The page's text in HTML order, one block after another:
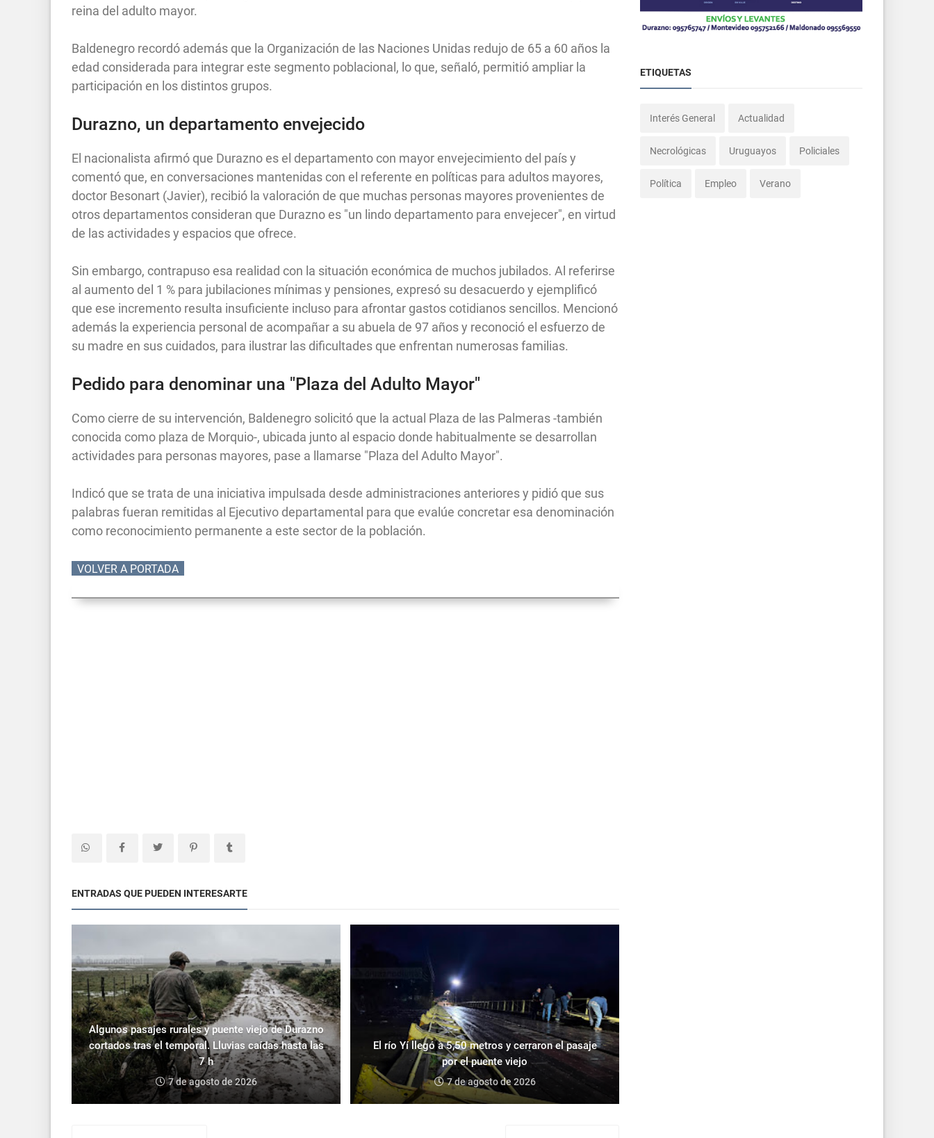
reina del adulto mayor.
Baldenegro recordó además que la Organización de las Naciones Unidas redujo de 65 a 60 años la
edad considerada para integrar este segmento poblacional, lo que, señaló, permitió ampliar la
participación en los distintos grupos.
Durazno, un departamento envejecido
El nacionalista afirmó que Durazno es el departamento con mayor envejecimiento del país y
comentó que, en conversaciones mantenidas con el referente en políticas para adultos mayores,
doctor Besonart (Javier), recibió la valoración de que muchas personas mayores provenientes de
otros departamentos consideran que Durazno es "un lindo departamento para envejecer", en virtud
de las actividades y espacios que ofrece.
Sin embargo, contrapuso esa realidad con la situación económica de muchos jubilados. Al referirse
al aumento del 1 % para jubilaciones mínimas y pensiones, expresó su desacuerdo y ejemplificó
que ese incremento resulta insuficiente incluso para afrontar gastos cotidianos sencillos. Mencionó
además la experiencia personal de acompañar a su abuela de 97 años y reconoció el esfuerzo de
su madre en sus cuidados, para ilustrar las dificultades que enfrentan numerosas familias.
Pedido para denominar una "Plaza del Adulto Mayor"
Como cierre de su intervención, Baldenegro solicitó que la actual Plaza de las Palmeras -también
conocida como plaza de Morquio-, ubicada junto al espacio donde habitualmente se desarrollan
actividades para personas mayores, pase a llamarse "Plaza del Adulto Mayor".
Indicó que se trata de una iniciativa impulsada desde administraciones anteriores y pidió que sus
palabras fueran remitidas al Ejecutivo departamental para que evalúe concretar esa denominación
como reconocimiento permanente a este sector de la población.
VOLVER A PORTADA
ENTRADAS QUE PUEDEN INTERESARTE
Algunos pasajes rurales y puente viejo de Durazno
cortados tras el temporal. Lluvias caídas hasta las
7 h
7 de agosto de 2026
El río Yí llegó a 5,50 metros y cerraron el pasaje
por el puente viejo
7 de agosto de 2026
ETIQUETAS
Interés General Actualidad
Necrológicas Uruguayos Policiales
Política Empleo Verano